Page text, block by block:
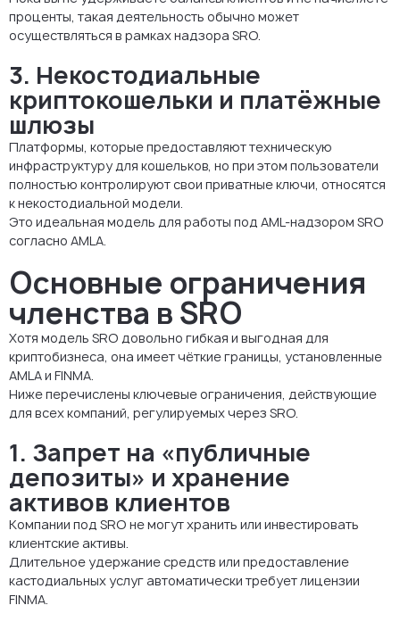
проценты, такая деятельность обычно может
осуществляться в рамках надзора SRO.
3. Некостодиальные
криптокошельки и платёжные
шлюзы
Платформы, которые предоставляют техническую
инфраструктуру для кошельков, но при этом пользователи
полностью контролируют свои приватные ключи, относятся
к некостодиальной модели.
Это идеальная модель для работы под AML-надзором SRO
согласно AMLA.
Основные ограничения
членства в SRO
Хотя модель SRO довольно гибкая и выгодная для
криптобизнеса, она имеет чёткие границы, установленные
AMLA и FINMA.
Ниже перечислены ключевые ограничения, действующие
для всех компаний, регулируемых через SRO.
1. Запрет на «публичные
депозиты» и хранение
активов клиентов
Компании под SRO не могут хранить или инвестировать
клиентские активы.
Длительное удержание средств или предоставление
кастодиальных услуг автоматически требует лицензии
FINMA.